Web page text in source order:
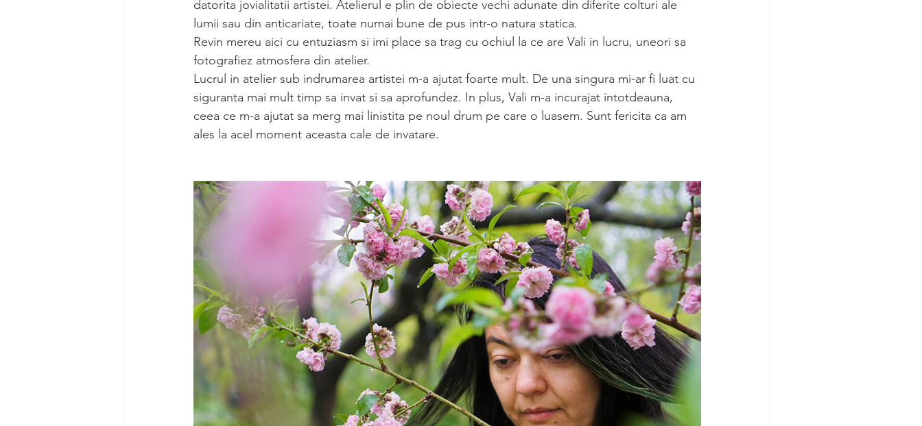
datorita jovialitatii artistei. Atelierul e plin de obiecte vechi adunate din diferite colturi ale
lumii sau din anticariate, toate numai bune de pus intr-o natura statica.
Revin mereu aici cu entuziasm si imi place sa trag cu ochiul la ce are Vali in lucru, uneori sa
fotografiez atmosfera din atelier.
Lucrul in atelier sub indrumarea artistei m-a ajutat foarte mult. De una singura mi-ar fi luat cu
siguranta mai mult timp sa invat si sa aprofundez. In plus, Vali m-a incurajat intotdeauna,
ceea ce m-a ajutat sa merg mai linistita pe noul drum pe care o luasem. Sunt fericita ca am
ales la acel moment aceasta cale de invatare.